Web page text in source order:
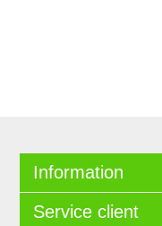
Information
Service client